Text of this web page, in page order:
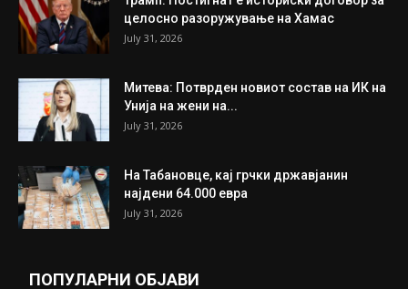
целосно разоружување на Хамас
July 31, 2026
Митева: Потврден новиот состав на ИК на
Унија на жени на...
July 31, 2026
На Табановце, кај грчки државјанин
најдени 64.000 евра
July 31, 2026
ПОПУЛАРНИ ОБЈАВИ